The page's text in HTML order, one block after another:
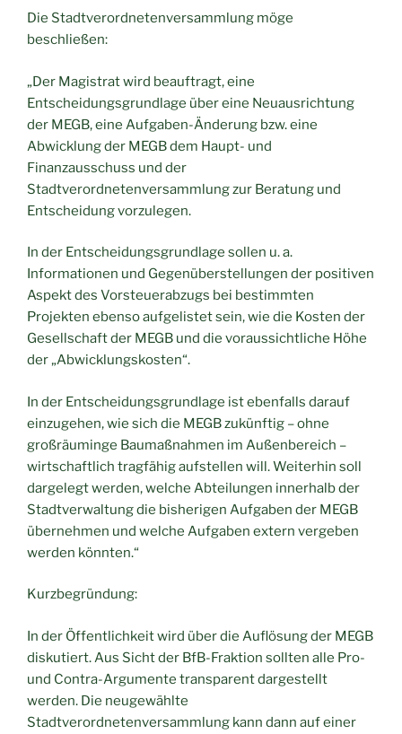
Die Stadtverordnetenversammlung möge
beschließen:
„Der Magistrat wird beauftragt, eine
Entscheidungsgrundlage über eine Neuausrichtung
der MEGB, eine Aufgaben-Änderung bzw. eine
Abwicklung der MEGB dem Haupt- und
Finanzausschuss und der
Stadtverordnetenversammlung zur Beratung und
Entscheidung vorzulegen.
In der Entscheidungsgrundlage sollen u. a.
Informationen und Gegenüberstellungen der positiven
Aspekt des Vorsteuerabzugs bei bestimmten
Projekten ebenso aufgelistet sein, wie die Kosten der
Gesellschaft der MEGB und die voraussichtliche Höhe
der „Abwicklungskosten“.
In der Entscheidungsgrundlage ist ebenfalls darauf
einzugehen, wie sich die MEGB zukünftig – ohne
großräuminge Baumaßnahmen im Außenbereich –
wirtschaftlich tragfähig aufstellen will. Weiterhin soll
dargelegt werden, welche Abteilungen innerhalb der
Stadtverwaltung die bisherigen Aufgaben der MEGB
übernehmen und welche Aufgaben extern vergeben
werden könnten.“
Kurzbegründung:
In der Öffentlichkeit wird über die Auflösung der MEGB
diskutiert. Aus Sicht der BfB-Fraktion sollten alle Pro-
und Contra-Argumente transparent dargestellt
werden. Die neugewählte
Stadtverordnetenversammlung kann dann auf einer